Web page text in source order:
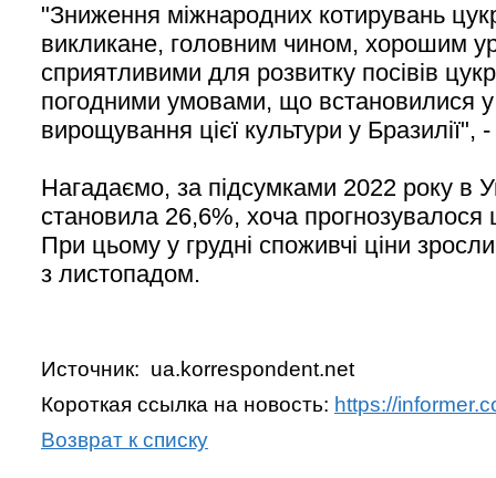
"Зниження міжнародних котирувань
викликане, головним чином, хорошим
сприятливими для розвитку посівів
погодними умовами, що встановилися
вирощування цієї культури у
Нагадаємо, за підсумками 2022 року в
становила 26,6%, хоча
При цьому у грудні споживчі ціни
з листопадом.
Источник: ua.korrespondent.net
Короткая ссылка на новость: https://
Возврат к списку